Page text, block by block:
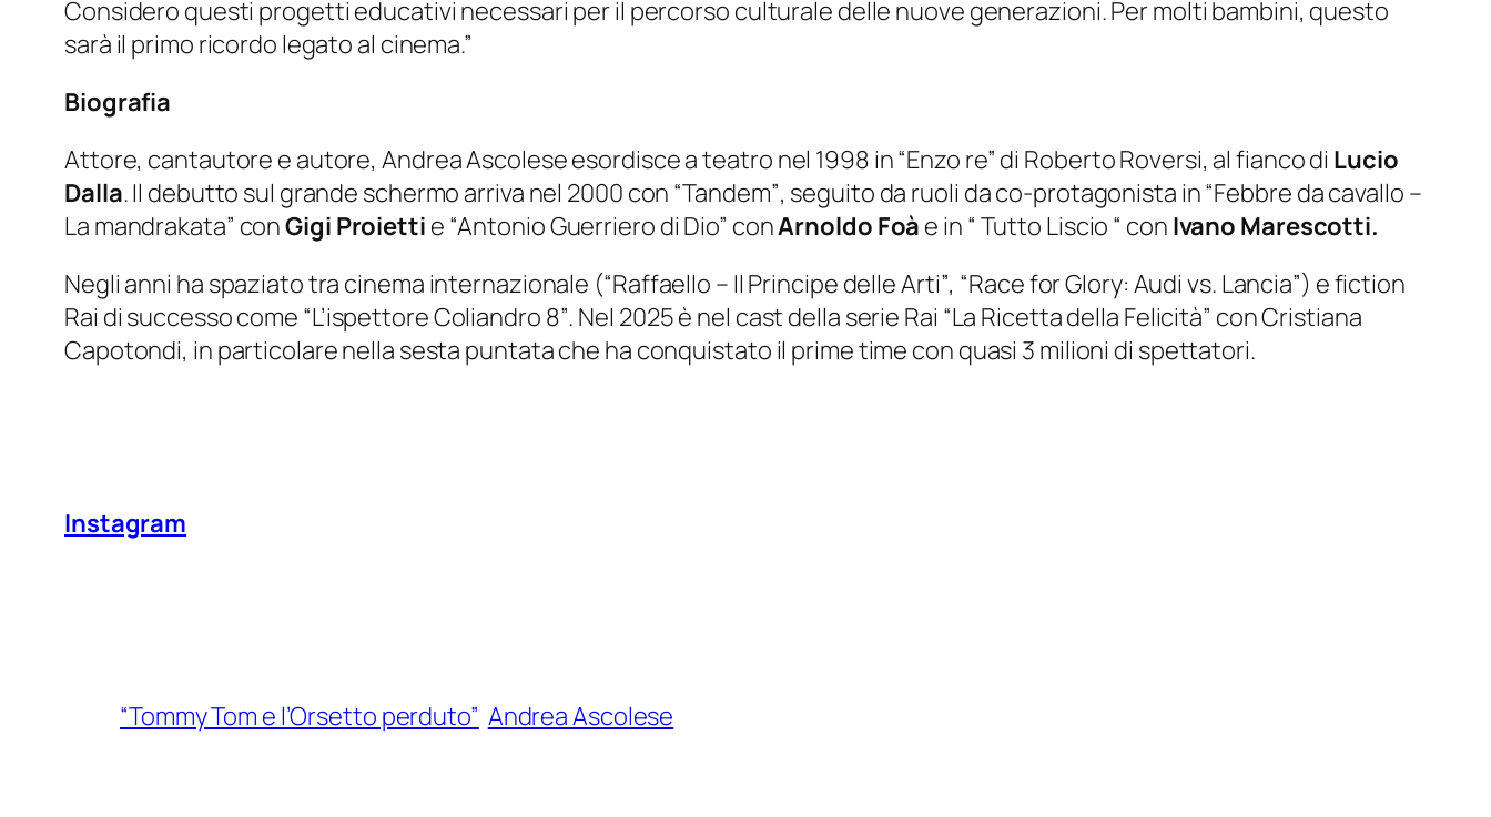
Considero questi progetti educativi necessari per il percorso culturale delle nuove generazioni. Per molti bambini, questo
sarà il primo ricordo legato al cinema.”
Biografia
Attore, cantautore e autore, Andrea Ascolese esordisce a teatro nel 1998 in “Enzo re” di Roberto Roversi, al fianco di Lucio
Dalla. Il debutto sul grande schermo arriva nel 2000 con “Tandem”, seguito da ruoli da co-protagonista in “Febbre da cavallo –
La mandrakata” conGigi Proietti e “Antonio Guerriero di Dio” conArnoldo Foà e in “ Tutto Liscio “ con Ivano Marescotti.
Negli anni ha spaziato tra cinema internazionale (“Raffaello – Il Principe delle Arti”, “Race for Glory: Audi vs. Lancia”) e fiction
Rai di successo come “L’ispettore Coliandro 8”. Nel 2025 è nel cast della serie Rai “La Ricetta della Felicità” con Cristiana
Capotondi, in particolare nella sesta puntata che ha conquistato il prime time con quasi 3 milioni di spettatori.
Instagram
“Tommy Tom e l’Orsetto perduto” Andrea Ascolese